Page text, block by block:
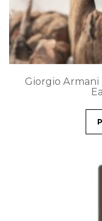
Giorgio Armani